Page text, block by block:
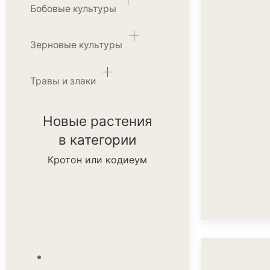
Бобовые культуры
Зерновые культуры
Травы и злаки
Новые растения
в категории
Кротон или кодиеум